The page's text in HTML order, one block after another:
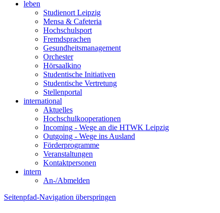
leben
Studienort Leipzig
Mensa & Cafeteria
Hochschulsport
Fremdsprachen
Gesundheitsmanagement
Orchester
Hörsaalkino
Studentische Initiativen
Studentische Vertretung
Stellenportal
international
Aktuelles
Hochschulkooperationen
Incoming - Wege an die HTWK Leipzig
Outgoing - Wege ins Ausland
Förderprogramme
Veranstaltungen
Kontaktpersonen
intern
An-/Abmelden
Seitenpfad-Navigation überspringen